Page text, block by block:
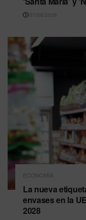
07/08/2026
ECONOMÍA
La nueva
envases en la
2028